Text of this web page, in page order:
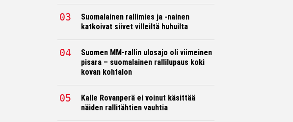
Suomalainen rallimies ja -nainen
katkoivat siivet villeiltä huhuilta
Suomen MM-rallin ulosajo oli viimeinen
pisara – suomalainen rallilupaus koki
kovan kohtalon
Kalle Rovanperä ei voinut käsittää
näiden rallitähtien vauhtia